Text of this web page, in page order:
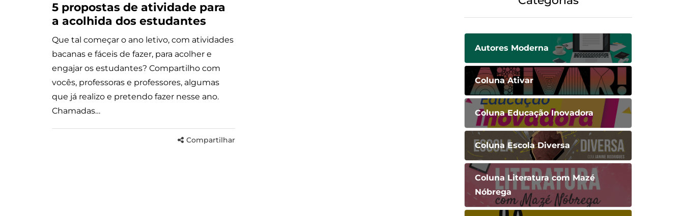
5 propostas de atividade para
a acolhida dos estudantes
Que tal começar o ano letivo, com atividades
bacanas e fáceis de fazer, para acolher e
engajar os estudantes? Compartilho com
vocês, professoras e professores, algumas
que já realizo e pretendo fazer nesse ano.
Chamadas…
Compartilhar
Autores Moderna
Coluna Ativar
Coluna Educação Inovadora
Coluna Escola Diversa
Coluna Literatura com Mazé
Nóbrega